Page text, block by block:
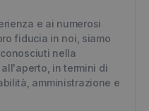
e ai numerosi
fiducia in noi, siamo
nella
in termini di
amministrazione e